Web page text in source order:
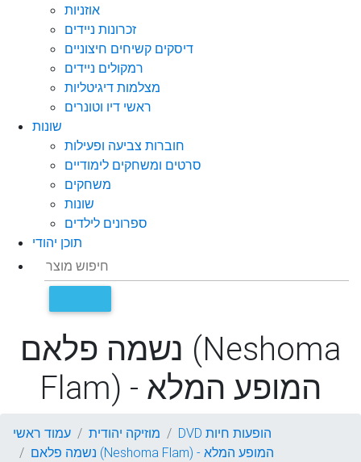
אוזניות
זכרונות ניידים
דיסקים קשיחים חיצוניים
רמקולים ניידים
מצלמות דיגיטליות
ראשי דיו וטונרים
שונות
חוברות צביעה ופעילות
סרטים ומשחקים לימודיים
משחקים
שונות
ספרונים לילדים
תוכן יהודי
נשמה פלאם (Neshoma
Flam) - המופע המלא
עמוד ראשי מוזיקה יהודית
DVD הופעות חיות
נשמה פלאם (Neshoma Flam) - המופע המלא